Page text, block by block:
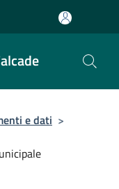
e dati >